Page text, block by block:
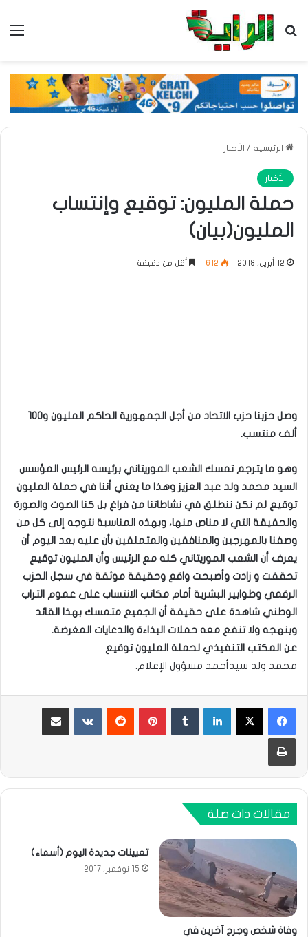
بحث عن
الرئيسية / الأخبار
الأخبار
حملة المليون: توقيع وإنتساب
المليون(بيان)
12 أبريل، 2018 612 أقل من دقيقة
وصل حزبنا حزب الاتحاد من أجل الجمهورية الحاكم المليون و١٠٠
ألف منتسب.
وهو ما يترجم تمسك الشعب الموريتاني برئيسه الرئيس المؤسس
السيد محمد ولد عبد العزيز وهذا ما يعني أننا في حملة المليون
توقيع لم نكن ننطلق في نشاطاتنا من فراغ بل كنا الصوت والصورة
والحقيقة التي لا مناص منها، وبهذه المناسبة نتوجه إلى كل من
وصفنا بالمهرجين والمنافقين والمتملقين بأن عليه بعد اليوم أن
يعرف أن الشعب الموريتاني كله مع الرئيس وأن المليون توقيع
تحققت و زادت وأصبحت واقع وحقيقة موثقة في سجل الحزب
الرقمي وطوابير البشرية أمام مكاتب الانتساب على عموم التراب
الوطني شاهدة على حقيقة أن الجميع متمسك بهذا القائد
وبنهجه ولا تنفع معه حملات البذاءة والدعايات المغرضة.
عن المكتب التنفيذي لحملة المليون توقيع
محمد ولد سيدأحمد مسؤول الإعلام.
لينكدإن بينتيريست مشاركة عبر البريد
طباعة
مقالات ذات صلة
وفاة شخص وجرح آخرين في
تعيينات جديدة اليوم (أسماء)
15 نوفمبر، 2017